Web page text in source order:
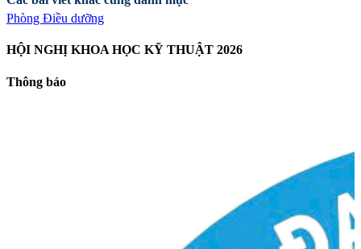
Phòng Điều dưỡng
HỘI NGHỊ KHOA HỌC KỸ THUẬT 2026
Thông báo